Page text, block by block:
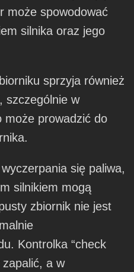
może spowodować
silnika oraz jego
sprzyja również
szczególnie w
może prowadzić do
się paliwa,
silnikiem mogą
zbiornik nie jest
Kontrolka “check
zapalić, a w